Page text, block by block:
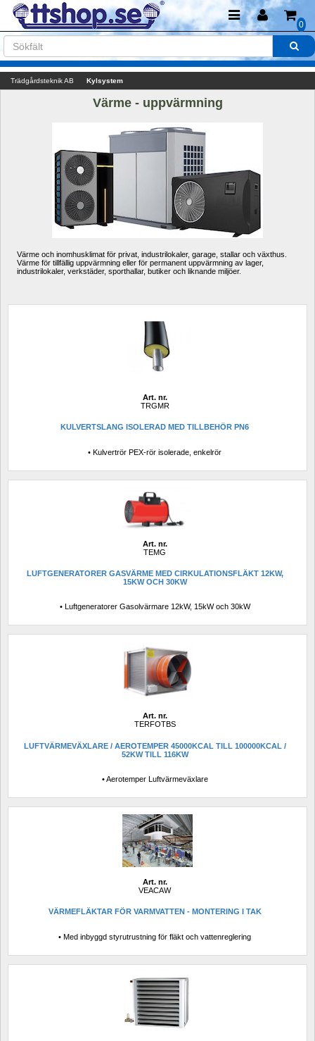
0
Trädgårdsteknik AB Kylsystem
Värme - uppvärmning
Värme och inomhusklimat för privat, industrilokaler, garage, stallar och växthus.
Värme för tillfällig uppvärmning eller för permanent uppvärmning av lager,
industrilokaler, verkstäder, sporthallar, butiker och liknande miljöer.
Art. nr.
TRGMR
KULVERTSLANG ISOLERAD MED TILLBEHÖR PN6
• Kulvertrör PEX-rör isolerade, enkelrör
Art. nr.
TEMG
LUFTGENERATORER GASVÄRME MED CIRKULATIONSFLÄKT 12KW,
15KW OCH 30KW
• Luftgeneratorer Gasolvärmare 12kW, 15kW och 30kW
Art. nr.
TERFOTBS
LUFTVÄRMEVÄXLARE / AEROTEMPER 45000KCAL TILL 100000KCAL /
52KW TILL 116KW
• Aerotemper Luftvärmeväxlare
Art. nr.
VEACAW
VÄRMEFLÄKTAR FÖR VARMVATTEN - MONTERING I TAK
• Med inbyggd styrutrustning för fläkt och vattenreglering